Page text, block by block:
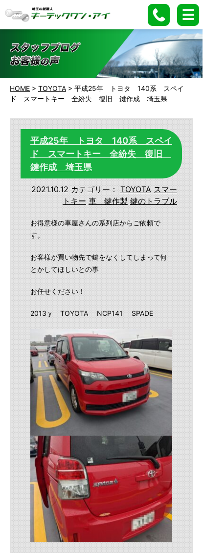
HOME > TOYOTA > 平成25年 トヨタ 140系 スペイ
ド スマートキー 全紛失 復旧 鍵作成 埼玉県
平成25年 トヨタ 140系 スペイ
ド スマートキー 全紛失 復旧
鍵作成 埼玉県
2021.10.12 カテゴリー： TOYOTA スマー
トキー 車 鍵作製 鍵のトラブル
お得意様の車屋さんの系列店からご依頼で
す。
お客様が買い物先で鍵をなくしてしまって何
とかしてほしいとの事
お任せください！
2013ｙ TOYOTA NCP141 SPADE